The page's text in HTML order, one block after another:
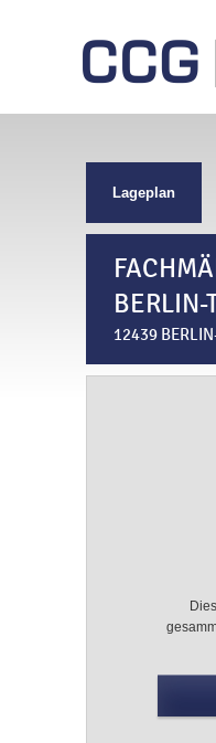
Lageplan
BERLIN-
12439